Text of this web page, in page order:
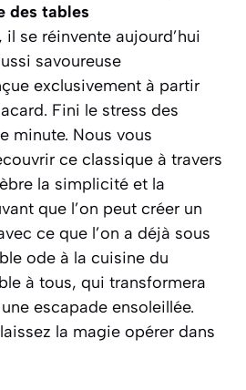
des tables
, il se réinvente aujourd’hui
savoureuse
exclusivement à partir
Fini le stress des
minute. Nous vous
ce classique à travers
la simplicité et la
que l’on peut créer un
ce que l’on a déjà sous
ode à la cuisine du
à tous, qui transformera
escapade ensoleillée.
la magie opérer dans